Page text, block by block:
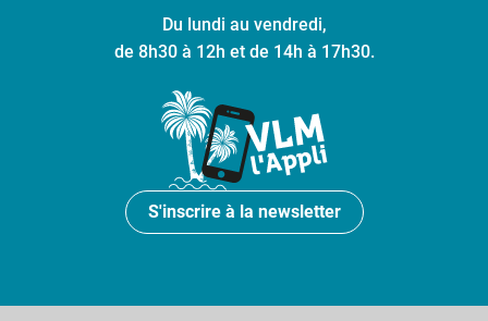
Du lundi au vendredi,
de 8h30 à 12h et de 14h à 17h30.
S'inscrire à la newsletter